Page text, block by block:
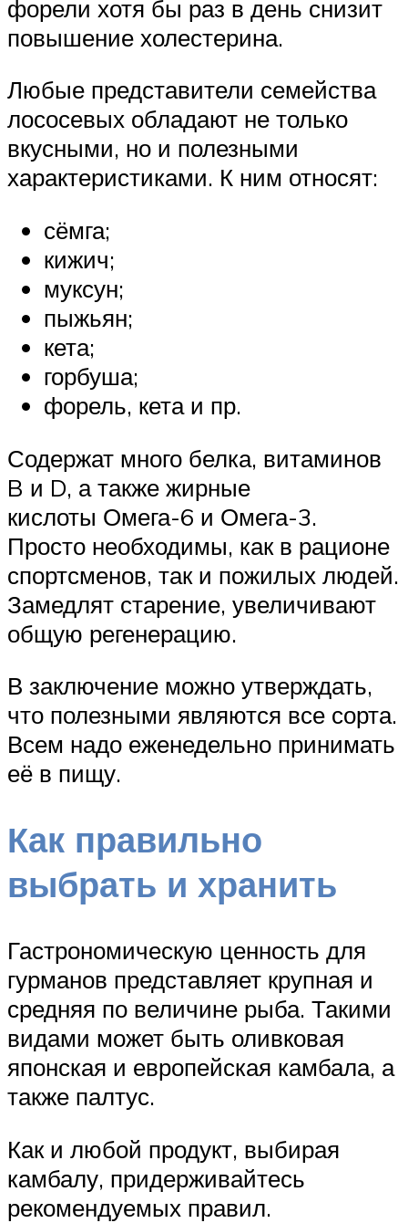
форели хотя бы раз в день снизит
повышение холестерина.
Любые представители семейства
лососевых обладают не только
вкусными, но и полезными
характеристиками. К ним относят:
сёмга;
кижич;
муксун;
пыжьян;
кета;
горбуша;
форель, кета и пр.
Содержат много белка, витаминов
B и D, а также жирные
кислоты Омега-6 и Омега-3.
Просто необходимы, как в рационе
спортсменов, так и пожилых людей.
Замедлят старение, увеличивают
общую регенерацию.
В заключение можно утверждать,
что полезными являются все сорта.
Всем надо еженедельно принимать
её в пищу.
Как правильно
выбрать и хранить
Гастрономическую ценность для
гурманов представляет крупная и
средняя по величине рыба. Такими
видами может быть оливковая
японская и европейская камбала, а
также палтус.
Как и любой продукт, выбирая
камбалу, придерживайтесь
рекомендуемых правил.